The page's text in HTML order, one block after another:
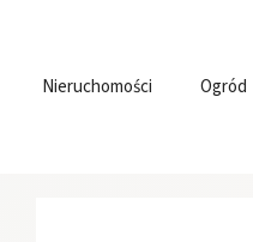
Nieruchomości Ogród